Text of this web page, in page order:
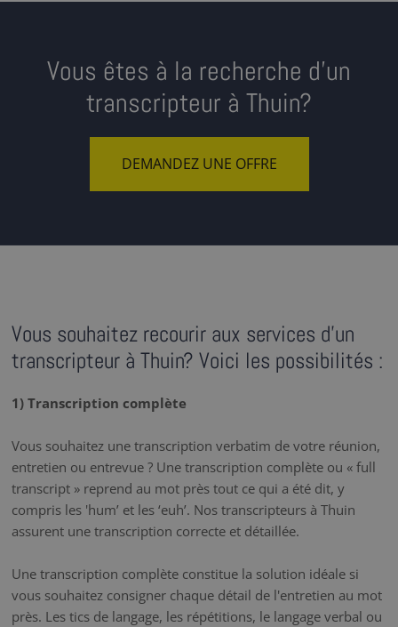
Vous êtes à la recherche d’un
transcripteur à Thuin?
DEMANDEZ UNE OFFRE
Vous souhaitez recourir aux services d'un
transcripteur à Thuin? Voici les possibilités :
1) Transcription complète
Vous souhaitez une transcription verbatim de votre réunion,
entretien ou entrevue ? Une transcription complète ou « full
transcript » reprend au mot près tout ce qui a été dit, y
compris les 'hum’ et les ‘euh’. Nos transcripteurs à Thuin
assurent une transcription correcte et détaillée.
Une transcription complète constitue la solution idéale si
vous souhaitez consigner chaque détail de l'entretien au mot
près. Les tics de langage, les répétitions, le langage verbal ou